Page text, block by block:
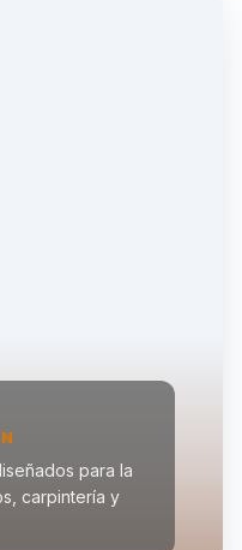
para la
carpintería y